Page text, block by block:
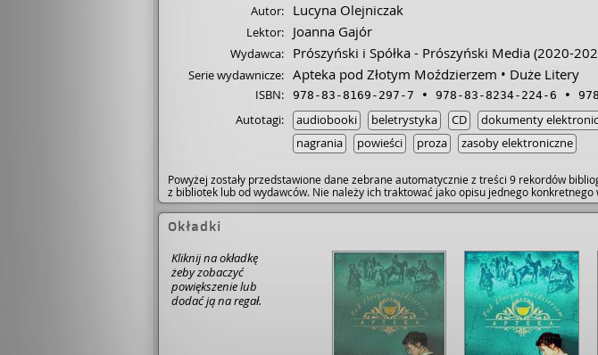
Autor: Lucyna Olejniczak
Lektor: Joanna Gajór
Wydawca: Prószyński i Spółka - Prószyński Media (2020-
Serie wydawnicze: Apteka pod Złotym Moździerzem Duże Litery
ISBN: 978-83-8169-297-7 978-83-8234-224-6
Autotagi: audiobooki beletrystyka CD dokumenty
nagrania
powieści proza zasoby elektroniczne
Powyżej zostały przedstawione dane zebrane automatycznie z treści 9 rekordów
z bibliotek lub od wydawców. Nie należy ich traktować jako opisu jednego
Okładki
Kliknij na okładkę
żeby zobaczyć
powiększenie lub
dodać ją na regał.